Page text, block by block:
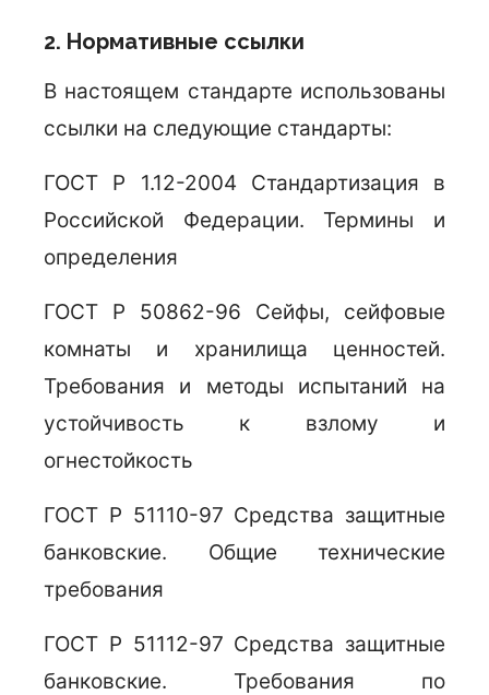
2. Нормативные ссылки
В настоящем стандарте использованы
ссылки на следующие стандарты:
ГОСТ Р 1.12-2004 Стандартизация в
Российской Федерации. Термины и
определения
ГОСТ Р 50862-96 Сейфы, сейфовые
комнаты и хранилища ценностей.
Требования и методы испытаний на
устойчивость к взлому и
огнестойкость
ГОСТ Р 51110-97 Средства защитные
банковские. Общие технические
требования
ГОСТ Р 51112-97 Средства защитные
банковские. Требования по